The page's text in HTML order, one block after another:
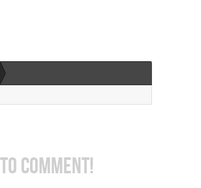
COMMENT!